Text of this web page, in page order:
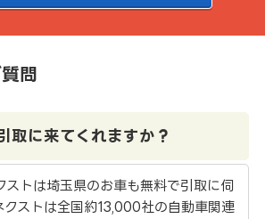
問
取に来てくれますか？
ストは埼玉県のお車も無料で引取に伺
クストは全国約13,000社の自動車関連